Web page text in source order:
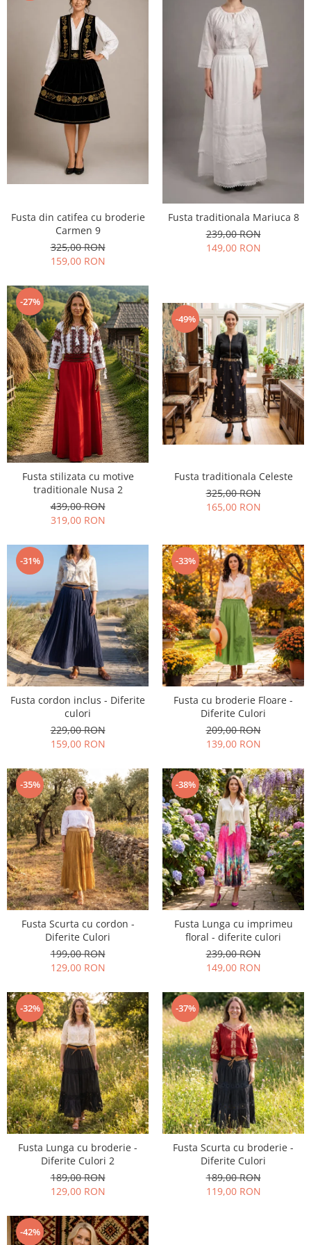
Fusta din catifea cu broderie
Carmen 9
325,00 RON
159,00 RON
Fusta traditionala Mariuca 8
239,00 RON
149,00 RON
-27%
Fusta stilizata cu motive
traditionale Nusa 2
439,00 RON
319,00 RON
-49%
Fusta traditionala Celeste
325,00 RON
165,00 RON
-31%
Fusta cordon inclus - Diferite
culori
229,00 RON
159,00 RON
-33%
Fusta cu broderie Floare -
Diferite Culori
209,00 RON
139,00 RON
-35%
Fusta Scurta cu cordon -
Diferite Culori
199,00 RON
129,00 RON
-38%
Fusta Lunga cu imprimeu
floral - diferite culori
239,00 RON
149,00 RON
-32%
Fusta Lunga cu broderie -
Diferite Culori 2
189,00 RON
129,00 RON
-37%
Fusta Scurta cu broderie -
Diferite Culori
189,00 RON
119,00 RON
-42%